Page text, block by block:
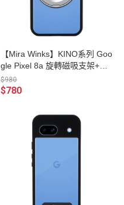
【Mira Winks】KINO系列 Goo
gle Pixel 8a 旋轉磁吸支架+鏡
面保護殼
$980
$780